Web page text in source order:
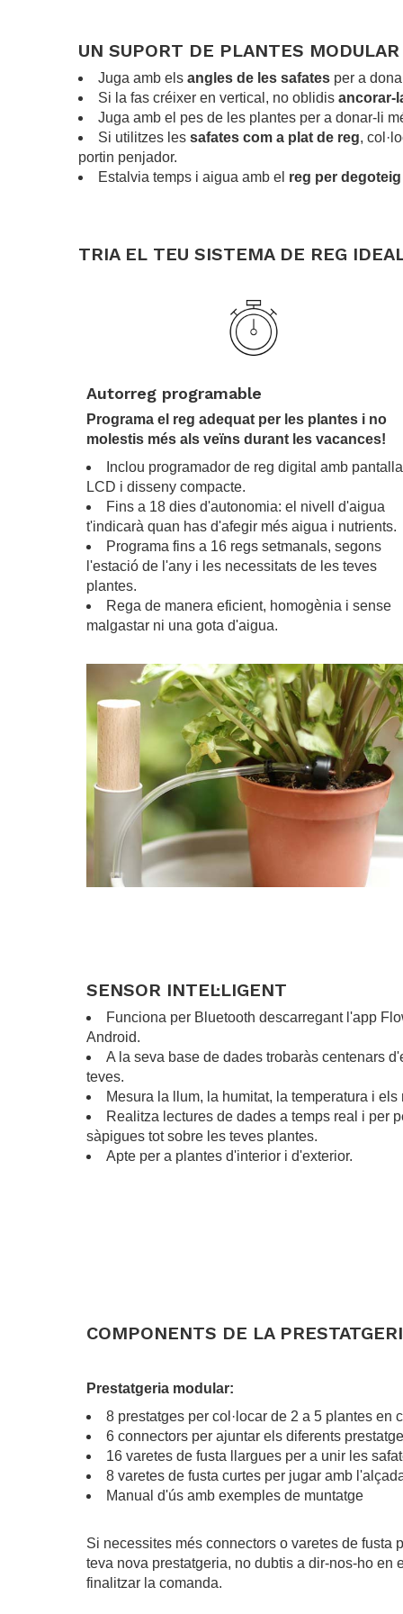
UN SUPORT DE PLANTES
Juga amb els angles de les safates per a
Si la fas créixer en vertical, no oblidis ancorar-
Juga amb el pes de les plantes per a donar-li
Si utilitzes les safates com a plat de reg,
portin penjador.
Estalvia temps i aigua amb el reg per degoteig
TRIA EL TEU SISTEMA DE REG
Autorreg programable
Programa el reg adequat per les plantes i no
molestis més als veïns durant les vacances!
Inclou programador de reg digital amb pantalla
LCD i disseny compacte.
Fins a 18 dies d'autonomia: el nivell d'aigua
t'indicarà quan has d'afegir més aigua i nutrients.
Programa fins a 16 regs setmanals, segons
l'estació de l'any i les necessitats de les teves
plantes.
Rega de manera eficient, homogènia i sense
malgastar ni una gota d'aigua.
SENSOR INTEL·LIGENT
Funciona per Bluetooth descarregant l'app
Android.
A la seva base de dades trobaràs centenars
teves.
Mesura la llum, la humitat, la temperatura i els
Realitza lectures de dades a temps real i per
sàpigues tot sobre les teves plantes.
Apte per a plantes d'interior i d'exterior.
COMPONENTS DE LA
Prestatgeria modular:
8 prestatges per col·locar de 2 a 5 plantes en
6 connectors per ajuntar els diferents
16 varetes de fusta llargues per a unir les
8 varetes de fusta curtes per jugar amb
Manual d'ús amb exemples de muntatge
Si necessites més connectors o varetes de fusta
teva nova prestatgeria, no dubtis a dir-nos-ho en
finalitzar la comanda.